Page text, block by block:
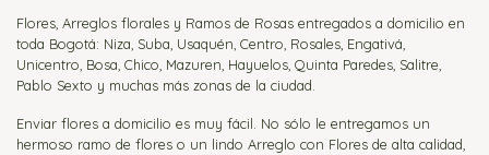
Flores, Arreglos florales y Ramos de Rosas entregados a domicilio en
toda Bogotá: Niza, Suba, Usaquén, Centro, Rosales, Engativá,
Unicentro, Bosa, Chico, Mazuren, Hayuelos, Quinta Paredes, Salitre,
Pablo Sexto y muchas más zonas de la ciudad.
Enviar flores a domicilio es muy fácil. No sólo le entregamos un
hermoso ramo de flores o un lindo Arreglo con Flores de alta calidad,